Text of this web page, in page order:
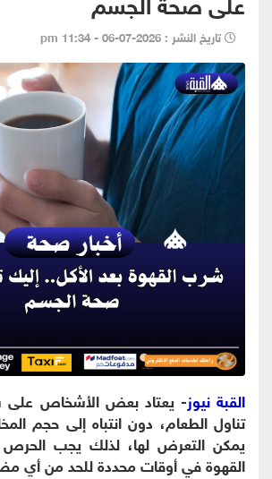
تاريخ النشر : 2026-07-06 - 11:34 pm
القبة نيوز- يعتاد بعض الأشخاص على
تناول الطعام، دون انتباه إلى حجم
يمكن التعرض لها، لذلك يجب
القهوة في أوقات محددة للحد من أي